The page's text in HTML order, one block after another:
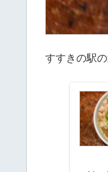
すすきの駅